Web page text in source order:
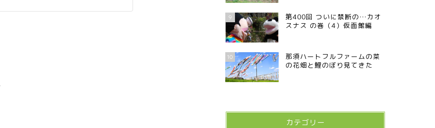
9
第400回 ついに禁断の…カオ
スナス の巻（4）仮面館編
10
那須ハートフルファームの菜
の花畑と鯉のぼり見てきた
カテゴリー